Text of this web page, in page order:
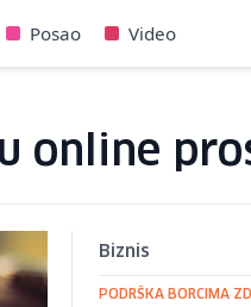
Posao Video
online
Biznis
PODRŠKA BORCIMA